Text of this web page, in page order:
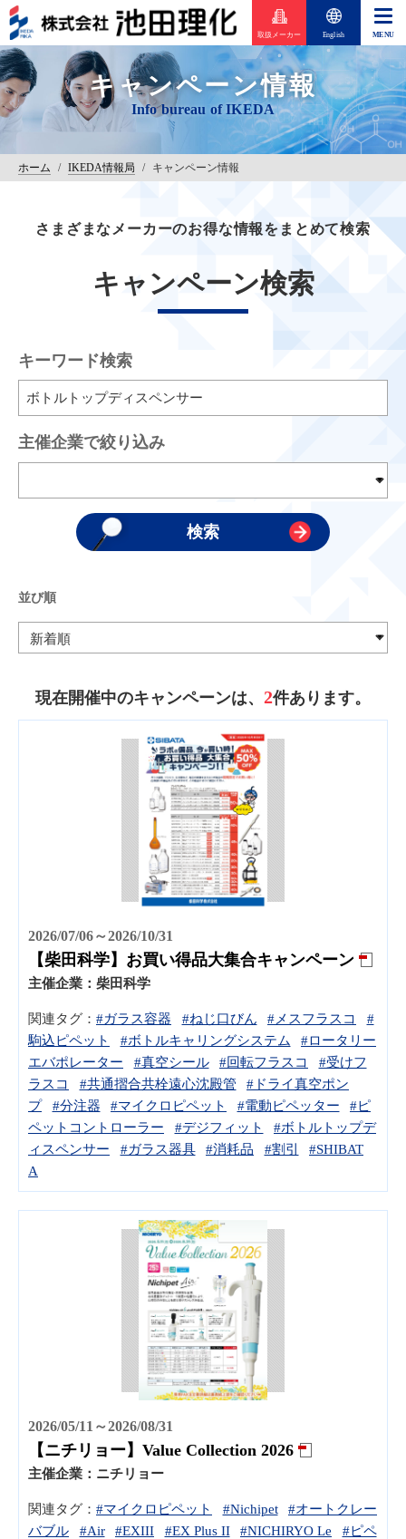
取扱メーカー English
キャンペーン情報
ホーム / IKEDA情報局 / キャンペーン情報
さまざまなメーカーのお得な情報をまとめて検索
キャンペーン検索
キーワード検索
主催企業で絞り込み
並び順
現在開催中のキャンペーンは、 2件あります。
2026/07/06～2026/10/31
【柴田科学】お買い得品大集合キャンペーン
主催企業： 柴田科学
関連タグ： #ガラス容器 #ねじ口びん #メスフラスコ
#
駒込ピペット
#ボトルキャリングシステム
#ロータリー
エバポレーター
#真空シール #回転フラスコ
#受けフ
ラスコ
#共通摺合共栓遠心沈殿管
#ドライ真空ポン
プ
#分注器 #マイクロピペット #電動ピペッター
#ピ
ペットコントローラー
#デジフィット
#ボトルトップデ
ィスペンサー
#ガラス器具 #消耗品 #割引
#SHIBAT
A
2026/05/11～2026/08/31
【ニチリョー】Value Collection 2026
主催企業： ニチリョー
関連タグ： #マイクロピペット #Nichipet
#オートクレー
バブル
#Air #EXIII #EX Plus II #NICHIRYO Le
#ピペ